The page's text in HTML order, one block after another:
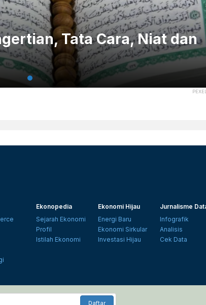
Tata Cara, Niat dan
Ekonopedia
Sejarah Ekonomi
Profil
Istilah Ekonomi
Ekonomi Hijau
Energi Baru
Ekonomi Sirkular
Investasi Hijau
Jurnalisme
Infografik
Analisis
Cek Data
Daftar